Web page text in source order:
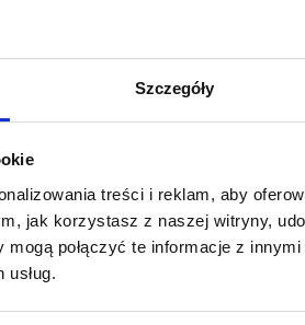
Szczegóły
treści i reklam, aby
jak korzystasz z naszej witryny,
połączyć te informacje z
stricte dowozowym formatem. Nasze
warunki jest bardzo trudne. Główna
wnętrz, muzyce i specjalnej
restauracji. Teraz jesteśmy tego
która do najtańszych nie
dochodowy. Dostawy są raczej tylko
z partnerami świadczącymi
do tanich nie należą. Marże są tak